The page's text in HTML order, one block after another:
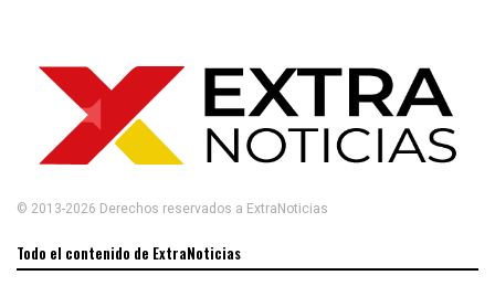
© 2013-2026 Derechos reservados a ExtraNoticias
Todo el contenido de ExtraNoticias